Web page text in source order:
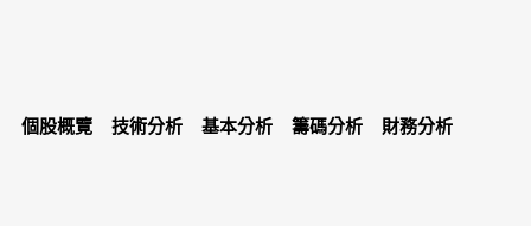
個股概覽 技術分析 基本分析 籌碼分析 財務分析